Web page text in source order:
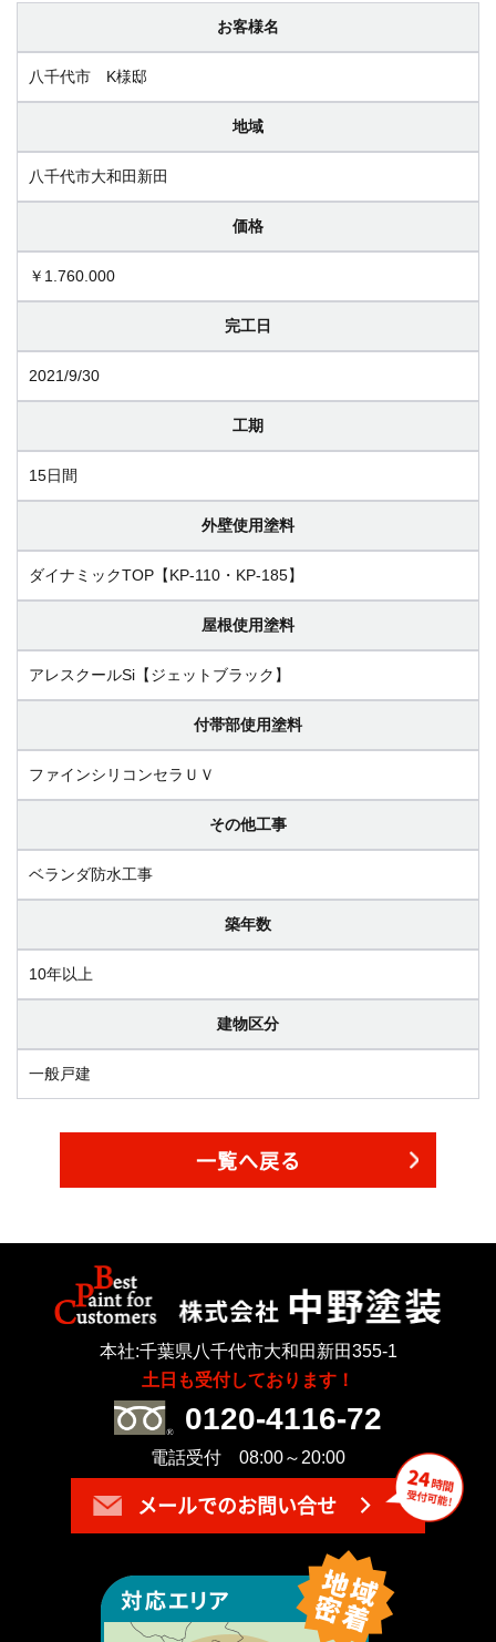
お客様名
八千代市 K様邸
地域
八千代市大和田新田
価格
￥1.760.000
完工日
2021/9/30
工期
15日間
外壁使用塗料
ダイナミックTOP【KP-110・KP-185】
屋根使用塗料
アレスクールSi【ジェットブラック】
付帯部使用塗料
ファインシリコンセラＵＶ
その他工事
ベランダ防水工事
築年数
10年以上
建物区分
一般戸建
一覧へ戻る
本社:千葉県八千代市大和田新田355-1
土日も受付しております！
0120-4116-72
電話受付 08:00～20:00
メールでのお問い合せ